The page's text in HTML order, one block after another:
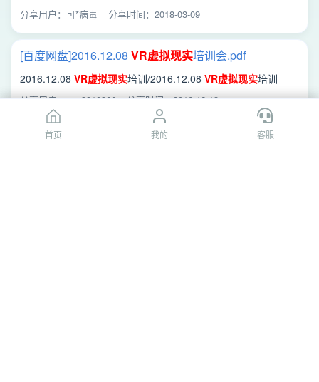
分享用户：可*病毒 分享时间：2018-03-09
[百度网盘]2016.12.08 VR虚拟现实培训会.pdf
2016.12.08 VR虚拟现实培训/2016.12.08 VR虚拟现实培训
会.pdf
分享用户：cgc3810366 分享时间：2016-12-13
[百度网盘]2016.12.08 虚拟现实
首页 我的 客服
首页 我的 客服